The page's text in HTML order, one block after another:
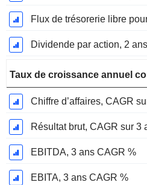
Dividende par action, 2
Taux de croissance annuel
Chiffre d’affaires, CAGR
Résultat brut, CAGR sur 3
EBITDA, 3 ans CAGR %
EBITA, 3 ans CAGR %